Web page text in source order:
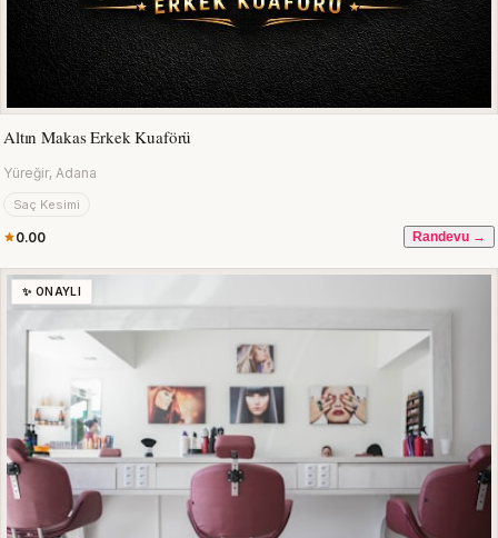
Altın Makas Erkek Kuaförü
Yüreğir, Adana
Saç Kesimi
0.00 Randevu →
✨ ONAYLI